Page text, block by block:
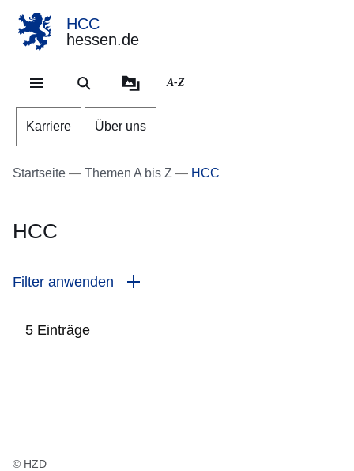
HCC
hessen.de
A-Z
Karriere Über uns
Startseite Themen A bis Z HCC
HCC
Filter anwenden
5 Einträge
© HZD